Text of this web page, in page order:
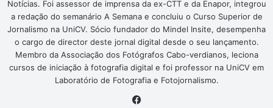
Notícias. Foi assessor de imprensa da ex-CTT e da Enapor, integrou
a redação do semanário A Semana e concluiu o Curso Superior de
Jornalismo na UniCV. Sócio fundador do Mindel Insite, desempenha
o cargo de director deste jornal digital desde o seu lançamento.
Membro da Associação dos Fotógrafos Cabo-verdianos, leciona
cursos de iniciação à fotografia digital e foi professor na UniCV em
Laboratório de Fotografia e Fotojornalismo.